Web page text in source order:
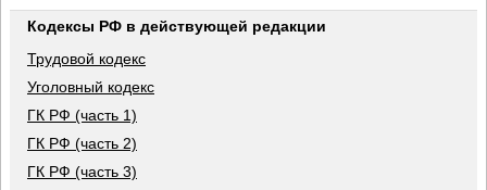
Кодексы РФ в действующей редакции
Трудовой кодекс
Уголовный кодекс
ГК РФ (часть 1)
ГК РФ (часть 2)
ГК РФ (часть 3)